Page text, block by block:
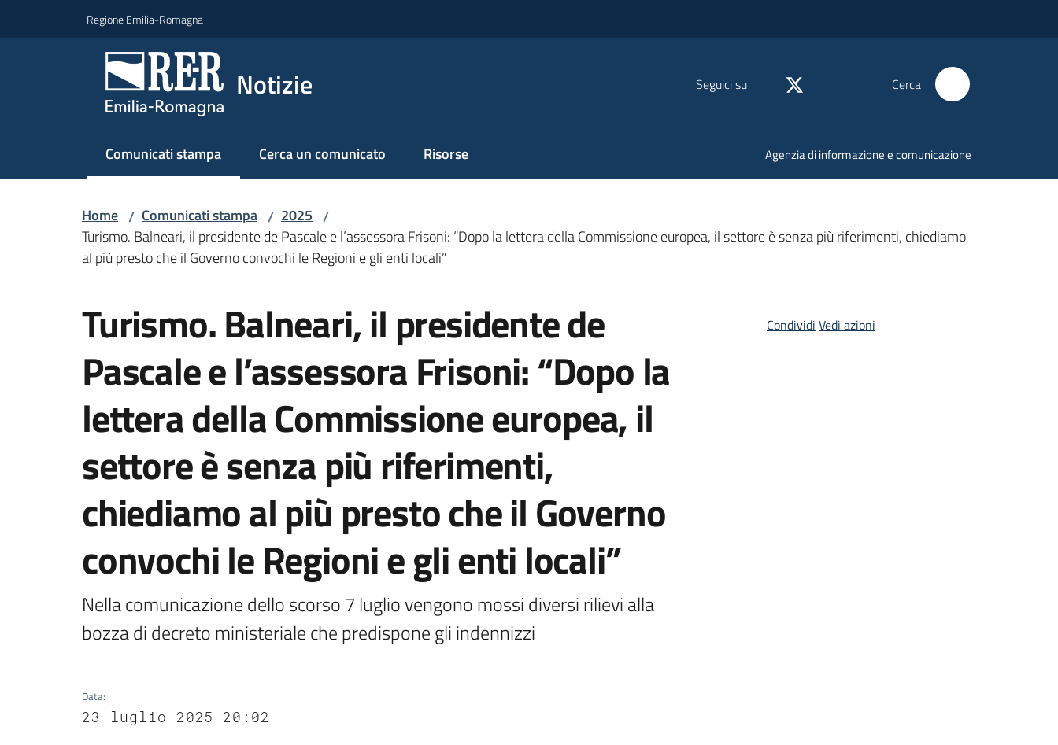
Regione Emilia-Romagna
Notizie Seguici su Cerca
Comunicati stampa
Menu selezionato Cerca un comunicato Risorse Agenzia di informazione e comunicazione
Home / Comunicati stampa / 2025 /
Turismo. Balneari, il presidente de Pascale e l’assessora Frisoni: “Dopo la lettera della Commissione europea, il settore è senza più riferimenti, chiediamo
al più presto che il Governo convochi le Regioni e gli enti locali”
Turismo. Balneari, il presidente de
Pascale e l’assessora Frisoni: “Dopo la
lettera della Commissione europea, il
settore è senza più riferimenti,
chiediamo al più presto che il Governo
convochi le Regioni e gli enti locali”
Nella comunicazione dello scorso 7 luglio vengono mossi diversi rilievi alla
bozza di decreto ministeriale che predispone gli indennizzi
Data:
23 luglio 2025 20:02
Condividi Vedi azioni